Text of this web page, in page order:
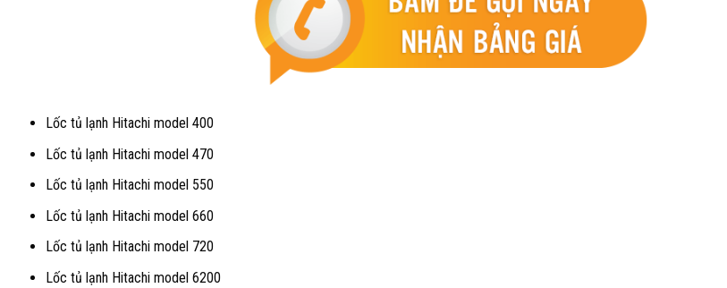
Lốc tủ lạnh Hitachi model 400
Lốc tủ lạnh Hitachi model 470
Lốc tủ lạnh Hitachi model 550
Lốc tủ lạnh Hitachi model 660
Lốc tủ lạnh Hitachi model 720
Lốc tủ lạnh Hitachi model 6200